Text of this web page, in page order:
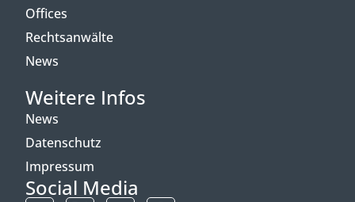
Offices
Rechtsanwälte
News
Weitere Infos
News
Datenschutz
Impressum
Social Media